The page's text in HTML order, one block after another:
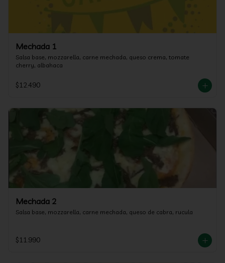
Mechada 1
Salsa base, mozzarella, carne mechada, queso crema, tomate
cherry, albahaca
$12.490
Mechada 2
Salsa base, mozzarella, carne mechada, queso de cabra, rucula
$11.990